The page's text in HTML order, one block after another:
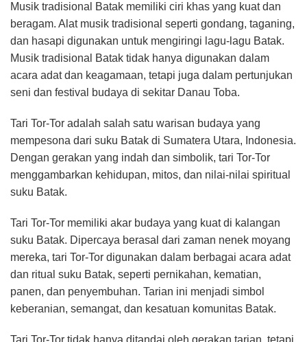
Musik tradisional Batak memiliki ciri khas yang kuat dan
beragam. Alat musik tradisional seperti gondang, taganing,
dan hasapi digunakan untuk mengiringi lagu-lagu Batak.
Musik tradisional Batak tidak hanya digunakan dalam
acara adat dan keagamaan, tetapi juga dalam pertunjukan
seni dan festival budaya di sekitar Danau Toba.
Tari Tor-Tor adalah salah satu warisan budaya yang
mempesona dari suku Batak di Sumatera Utara, Indonesia.
Dengan gerakan yang indah dan simbolik, tari Tor-Tor
menggambarkan kehidupan, mitos, dan nilai-nilai spiritual
suku Batak.
Tari Tor-Tor memiliki akar budaya yang kuat di kalangan
suku Batak. Dipercaya berasal dari zaman nenek moyang
mereka, tari Tor-Tor digunakan dalam berbagai acara adat
dan ritual suku Batak, seperti pernikahan, kematian,
panen, dan penyembuhan. Tarian ini menjadi simbol
keberanian, semangat, dan kesatuan komunitas Batak.